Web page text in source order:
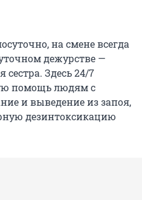
на смене всегда
дежурстве —
Здесь 24/7
помощь людям с
и выведение из запоя,
дезинтоксикацию